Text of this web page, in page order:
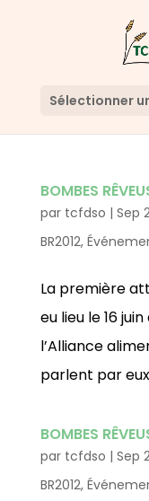
Sélectionner
BOMBES
par tcfdso | Sep
BR2012,
La première
eu lieu le 16
l’Alliance
parlent par
BOMBES
par tcfdso | Sep
BR2012,